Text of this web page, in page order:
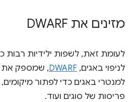
מזינים את DWARF
לעומת זאת, לשפות ילידיות רבות
לניפוי באגים, DWARF, שמספק את
למנטרי באגים כדי לפתור
פריסות של סוגים ועוד.